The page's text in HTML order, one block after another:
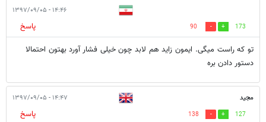
۱۴:۴۶ - ۱۳۹۷/۰۹/۰۵
173
90
پاسخ
تو که راست میگی. ایمون زاید هم لابد چون خیلی فشار آورد بهتون احتمالا
دستور دادن بره
مجید ۱۴:۴۷ - ۱۳۹۷/۰۹/۰۵
127
138
پاسخ